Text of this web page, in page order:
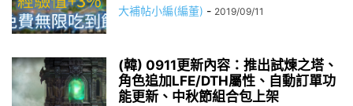
大補帖小編(編董) - 2019/09/11
(韓) 0911更新內容：推出試煉之塔、
角色追加LFE/DTH屬性、自動訂單功
能更新、中秋節組合包上架